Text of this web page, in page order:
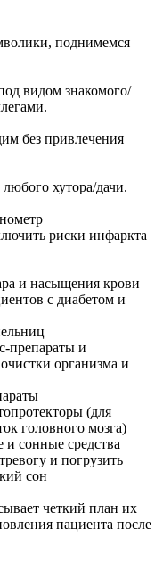
поднимемся
видом знакомого/
без привлечения
хутора/дачи.
риски инфаркта
и насыщения крови
с диабетом и
препараты и
организма и
(для
головного мозга)
сонные средства
и погрузить
сон
четкий план их
пациента после